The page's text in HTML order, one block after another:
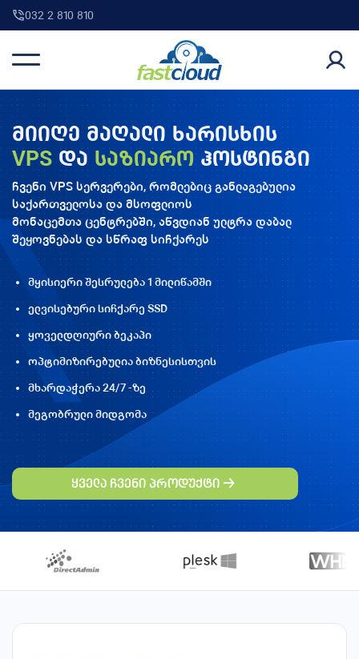
032 2 810 810
მიიღე მაღალი ხარისხის
VPS და საზიაროჰოსტინგი
ჩვენი VPS სერვერები, რომლებიც განლაგებულია
საქართველოსა და მსოფლიოს
მონაცემთა ცენტრებში, აწვდიან ულტრა დაბალ
შეყოვნებას და სწრაფ სიჩქარეს
მყისიერი შესრულება 1 მილიწამში
ელვისებური სიჩქარე SSD
ყოველდღიური ბეკაპი
ოპტიმიზირებულია ბიზნესისთვის
მხარდაჭერა 24/7 -ზე
მეგობრული მიდგომა
ყველა ჩვენი პროდუქტი